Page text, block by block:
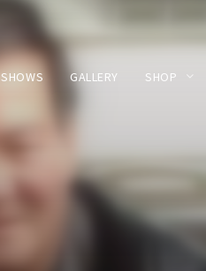
SHOWS GALLERY SHOP